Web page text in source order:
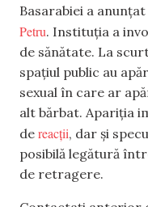
Basarabiei a anunțat
Petru. Instituția a
de sănătate. La
spațiul public au
sexual în care ar
alt bărbat. Apariția
de reacții, dar și
posibilă legătură
de retragere.